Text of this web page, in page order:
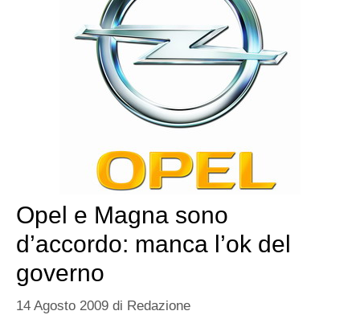
Opel e Magna sono
d’accordo: manca l’ok del
governo
14 Agosto 2009 di Redazione